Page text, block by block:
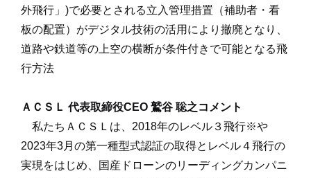
外飛行」)で必要とされる立入管理措置（補助者・看
板の配置）がデジタル技術の活用により撤廃となり、
道路や鉄道等の上空の横断が条件付きで可能となる飛
行方法
ＡＣＳＬ 代表取締役CEO 鷲谷 聡之コメント
私たちＡＣＳＬは、2018年のレベル３飛行※や
2023年3月の第一種型式認証の取得とレベル４飛行の
実現をはじめ、国産ドローンのリーディングカンパニ